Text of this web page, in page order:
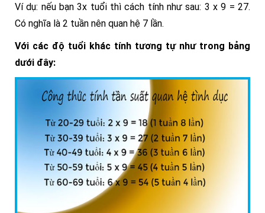
Ví dụ: nếu bạn 3x tuổi thì cách tính như sau: 3 x 9 = 27.
Có nghĩa là 2 tuần nên quan hệ 7 lần.
Với các độ tuổi khác tính tương tự như trong bảng
dưới đây: